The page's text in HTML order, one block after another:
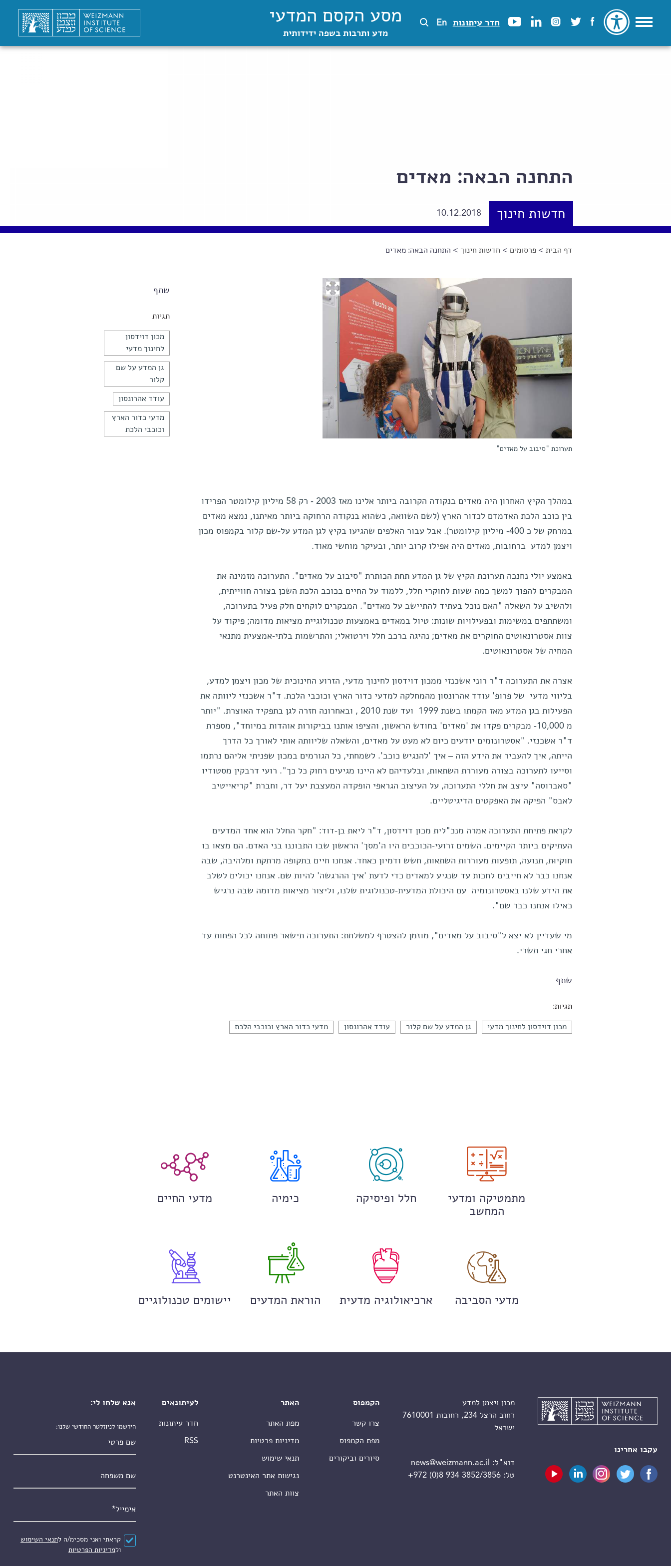
חדר עיתונות En מסע הקסם המדעי
מדע ותרבות בשפה ידידותית
התחנה הבאה: מאדים
חדשות חינוך 10.12.2018
הינך נמצא כאן
דף הבית >פרסומים > חדשות חינוך > התחנה הבאה: מאדים
שתף
תגיות
מכון דוידסון
לחינוך מדעי
גן המדע על שם
קלור
עודד אהרונסון
מדעי כדור הארץ
וכוכבי הלכת
תערוכת "סיבוב על מאדים"
במהלך הקיץ האחרון היה מאדים בנקודה הקרובה ביותר אלינו מאז 2003 - רק 58 מיליון קילומטר הפרידו
בין כוכב הלכת האדמדם לכדור הארץ (לשם השוואה, כשהוא בנקודה הרחוקה ביותר מאיתנו, נמצא מאדים
במרחק של כ 400- מיליון קילומטר). אבל עבור האלפים שהגיעו בקיץ לגן המדע על-שם קלור בקמפוס מכון
ויצמן למדע ברחובות, מאדים היה אפילו קרוב יותר, ובעיקר מוחשי מאוד.
באמצע יולי נחנכה תערוכת הקיץ של גן המדע תחת הכותרת "סיבוב על מאדים". התערוכה מזמינה את
המבקרים להפוך למשך כמה שעות לחוקרי חלל, ללמוד על החיים בכוכב הלכת השכן בצורה חווייתית,
ולהשיב על השאלה "האם נוכל בעתיד להתיישב על מאדים". המבקרים לוקחים חלק פעיל בתערוכה,
ומשתתפים במשימות ובפעילויות שונות: טיול במאדים באמצעות טכנולוגיית מציאות מדומה; פיקוד על
צוות אסטרונאוטים החוקרים את מאדים; נהיגה ברכב חלל וירטואלי; והתרשמות בלתי-אמצעית מתנאי
המחיה של אסטרונאוטים.
אצרה את התערוכה ד"ר רוני אשכנזי ממכון דוידסון לחינוך מדעי, הזרוע החינוכית של מכון ויצמן למדע,
בליווי מדעי של פרופ' עודד אהרונסון מהמחלקה למדעי כדור הארץ וכוכבי הלכת. ד"ר אשכנזי ליוותה את
הפעילות בגן המדע מאז הקמתו בשנת 1999 ועד שנת 2010 , ובאחרונה חזרה לגן בתפקיד האוצרת. "יותר
מ 10,000- מבקרים פקדו את 'מאדים' בחודש הראשון, והציפו אותנו בביקורות אוהדות במיוחד", מספרת
ד"ר אשכנזי. "אסטרונומים יודעים כיום לא מעט על מאדים, והשאלה שליוותה אותי לאורך כל הדרך
הייתה, איך להעביר את הידע הזה – איך 'להנגיש כוכב'. לשמחתי, כל הגורמים במכון שפניתי אליהם נרתמו
וסייעו לתערוכה בצורה מעוררת השתאות, ובלעדיהם לא היינו מגיעים רחוק כל כך". רועי דרבקין מסטודיו
"סאברוסה" עיצב את חללי התערוכה, על העיצוב הגראפי הופקדה המעצבת יעל דר, וחברת "קריאייטיב
לאבס" הפיקה את האפקטים הדיגיטליים.
לקראת פתיחת התערוכה אמרה מנכ"לית מכון דוידסון, ד"ר ליאת בן-דוד: "חקר החלל הוא אחד המדעים
העתיקים ביותר הקיימים. השמים זרועי-הכוכבים היו ה'מסך' הראשון שבו התבוננו בני האדם. הם מצאו בו
חוקיוּת, תנועה, תופעות מעוררות השתאות, חשש ודמיון כאחד. אנחנו חיים בתקופה מרתקת ומלהיבה, שבה
אנחנו כבר לא חייבים לחכות עד שנגיע למאדים כדי לדעת 'איך ההרגשה' להיות שם. אנחנו יכולים לשלב
את הידע שלנו באסטרונומיה עם היכולת המדעית-טכנולוגית שלנו, וליצור מציאות מדומה שבה נרגיש
כאילו אנחנו כבר שם".
מי שעדיין לא יצא ל"סיבוב על מאדים", מוזמן להצטרף למשלחת: התערוכה תישאר פתוחה לכל הפחות עד
אחרי חגי תשרי.
שתף
תגיות:
מכון דוידסון לחינוך מדעי גן המדע על שם קלור עודד אהרונסון מדעי כדור הארץ וכוכבי הלכת
מתמטיקה ומדעי
המחשב
חלל ופיסיקה כימיה מדעי החיים
מדעי הסביבה ארכיאולוגיה מדעית הוראת המדעים יישומים טכנולוגיים
עקבו אחרינו
מכון ויצמן למדע
רחוב הרצל 234, רחובות 7610001
ישראל
דוא"ל: news@weizmann.ac.il
טל:+972 (0)8 934 3852/3856
הקמפוס
צרו קשר
מפת הקמפוס
סיורים וביקורים
האתר
מפת האתר
מדיניות פרטיות
תנאי שימוש
נגישות אתר האינטרנט
צוות האתר
לעיתונאים
חדר עיתונות
RSS
אנא שלחו לי:
הירשמו לניוזלטר החודשי שלנו:
הסכם*
קראתי ואני מסכימ/ה לתנאי השימוש
ולמדיניות הפרטיות